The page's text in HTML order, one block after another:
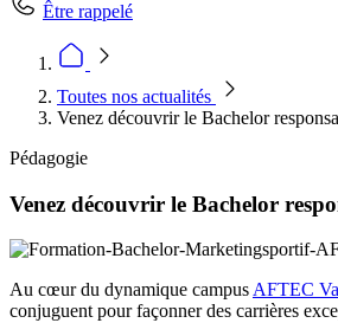
Être rappelé
Toutes nos actualités
Venez découvrir le Bachelor
Pédagogie
Venez découvrir le Bachelor
Au cœur du dynamique campusAFTEC
conjuguent pour façonner des carrières